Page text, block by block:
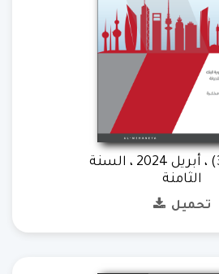
العدد (30) ، أبريل 2024 ، السنة
الثامنة
تحميل